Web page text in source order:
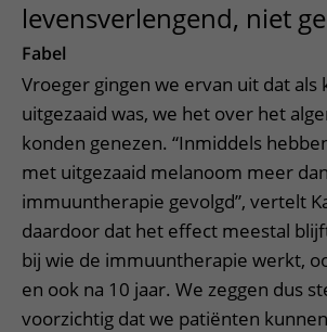
levensverlengend, niet
Fabel
Vroeger gingen we ervan uit dat als
uitgezaaid was, we het over het
konden genezen. “Inmiddels
met uitgezaaid melanoom meer
immuuntherapie gevolgd”, vertelt
daardoor dat het effect meestal
bij wie de immuuntherapie werkt,
en ook na 10 jaar. We zeggen dus
voorzichtig dat we patiënten